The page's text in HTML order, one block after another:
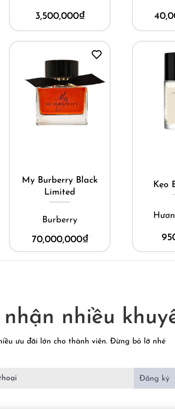
3,500,000₫
My Burberry Black
Limited
Burberry
70,000,000₫
Kẹo
nhiều
ưu đãi lớn cho thành viên. Đừng bỏ lỡ nhé
Đăng ký